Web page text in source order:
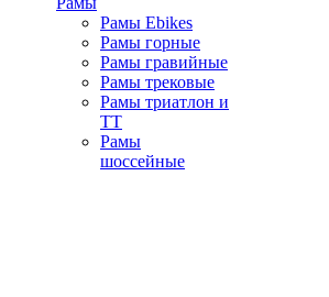
Рамы Ebikes
Рамы горные
Рамы гравийные
Рамы трековые
Рамы триатлон и
ТТ
Рамы
шоссейные